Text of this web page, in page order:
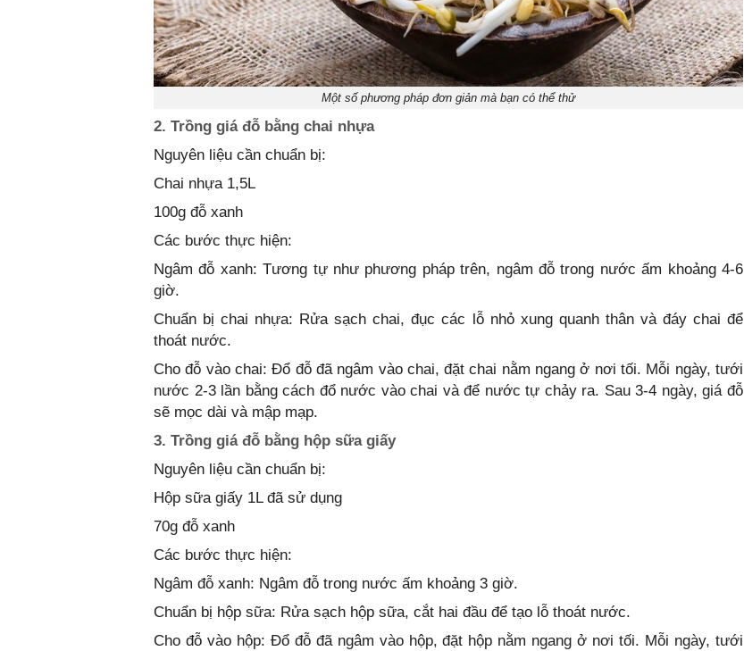
Một số phương pháp đơn giản mà bạn có thể thử
2. Trồng giá đỗ bằng chai nhựa
Nguyên liệu cần chuẩn bị:
Chai nhựa 1,5L
100g đỗ xanh
Các bước thực hiện:
Ngâm đỗ xanh: Tương tự như phương pháp trên, ngâm đỗ trong nước ấm khoảng 4-6
giờ.
Chuẩn bị chai nhựa: Rửa sạch chai, đục các lỗ nhỏ xung quanh thân và đáy chai để
thoát nước.
Cho đỗ vào chai: Đổ đỗ đã ngâm vào chai, đặt chai nằm ngang ở nơi tối. Mỗi ngày, tưới
nước 2-3 lần bằng cách đổ nước vào chai và để nước tự chảy ra. Sau 3-4 ngày, giá đỗ
sẽ mọc dài và mập mạp.
3. Trồng giá đỗ bằng hộp sữa giấy
Nguyên liệu cần chuẩn bị:
Hộp sữa giấy 1L đã sử dụng
70g đỗ xanh
Các bước thực hiện:
Ngâm đỗ xanh: Ngâm đỗ trong nước ấm khoảng 3 giờ.
Chuẩn bị hộp sữa: Rửa sạch hộp sữa, cắt hai đầu để tạo lỗ thoát nước.
Cho đỗ vào hộp: Đổ đỗ đã ngâm vào hộp, đặt hộp nằm ngang ở nơi tối. Mỗi ngày, tưới